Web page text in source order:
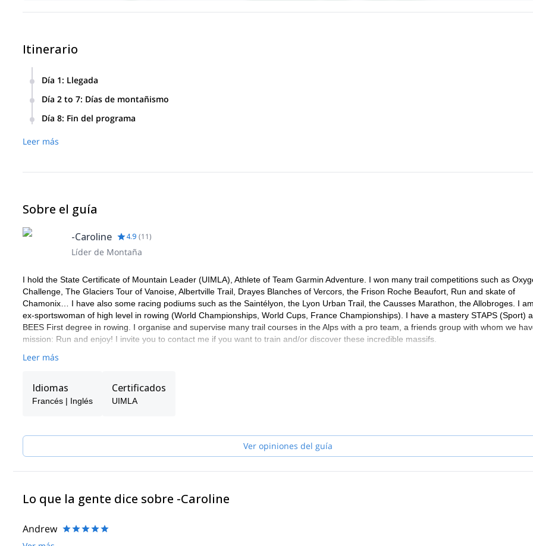
Itinerario
Día 1: Llegada
explicación del curso de la estancia y revisión del equipo.
Día 2 to 7: Días de montañismo
según los deseos y las condiciones encadenar varios. Todas las excursiones están a un máximo de 40 minutos en coche del
hasta media tarde. Luego regresamos al hotel para disfrutar de nuestro tiempo libre para visitar o descansar.
Día 8: Fin del programa
Leer más
Sobre el guía
-Caroline 4.9 (11)
Líder de Montaña
I hold the State Certificate of Mountain Leader (UIMLA), Athlete of Team Garmin Adventure. I won many trail competitions such as
Challenge, The Glaciers Tour of Vanoise, Albertville Trail, Drayes Blanches of Vercors, the Frison Roche Beaufort, Run and skate of
Chamonix… I have also some racing podiums such as the Saintélyon, the Lyon Urban Trail, the Causses Marathon, the Allobroges. I
ex-sportswoman of high level in rowing (World Championships, World Cups, France Championships). I have a mastery STAPS (Sport)
BEES First degree in rowing. I organise and supervise many trail courses in the Alps with a pro team, a friends group with whom we
mission: Run and enjoy! I invite you to contact me if you want to train and/or discover these incredible massifs.
Leer más
Idiomas
Francés | Inglés
Certificados
UIMLA
Ver opiniones del guía
Lo que la gente dice sobre -Caroline
Andrew